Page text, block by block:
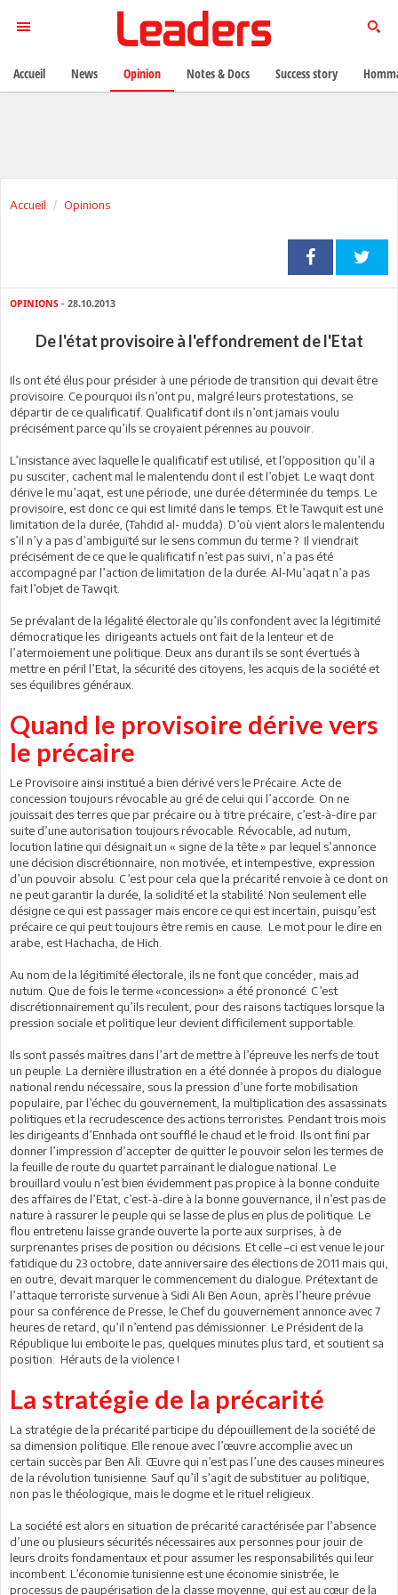
Accueil Opinions
OPINIONS - 28.10.2013
De l'état provisoire à l'effondrement de l'Etat
Ils ont été élus pour présider à une période de transition qui devait être
provisoire. Ce pourquoi ils n’ont pu, malgré leurs protestations, se
départir de ce qualificatif. Qualificatif dont ils n’ont jamais voulu
précisément parce qu’ils se croyaient pérennes au pouvoir.
L’insistance avec laquelle le qualificatif est utilisé, et l’opposition qu’il a
pu susciter, cachent mal le malentendu dont il est l’objet. Le waqt dont
dérive le mu’aqat, est une période, une durée déterminée du temps. Le
provisoire, est donc ce qui est limité dans le temps. Et le Tawquit est une
limitation de la durée, (Tahdid al- mudda). D’où vient alors le malentendu
s’il n’y a pas d’ambiguïté sur le sens commun du terme ? Il viendrait
précisément de ce que le qualificatif n’est pas suivi, n’a pas été
accompagné par l’action de limitation de la durée. Al-Mu’aqat n’a pas
fait l’objet de Tawqit.
Se prévalant de la légalité électorale qu’ils confondent avec la légitimité
démocratique les dirigeants actuels ont fait de la lenteur et de
l’atermoiement une politique. Deux ans durant ils se sont évertués à
mettre en péril l’Etat, la sécurité des citoyens, les acquis de la société et
ses équilibres généraux.
Quand le provisoire dérive vers
le précaire
Le Provisoire ainsi institué a bien dérivé vers le Précaire. Acte de
concession toujours révocable au gré de celui qui l’accorde. On ne
jouissait des terres que par précaire ou à titre précaire, c’est-à-dire par
suite d’une autorisation toujours révocable. Révocable, ad nutum,
locution latine qui désignait un « signe de la tête » par lequel s’annonce
une décision discrétionnaire, non motivée, et intempestive, expression
d’un pouvoir absolu. C’est pour cela que la précarité renvoie à ce dont on
ne peut garantir la durée, la solidité et la stabilité. Non seulement elle
désigne ce qui est passager mais encore ce qui est incertain, puisqu’est
précaire ce qui peut toujours être remis en cause. Le mot pour le dire en
arabe, est Hachacha, de Hich.
Au nom de la légitimité électorale, ils ne font que concéder, mais ad
nutum. Que de fois le terme «concession» a été prononcé. C’est
discrétionnairement qu’ils reculent, pour des raisons tactiques lorsque la
pression sociale et politique leur devient difficilement supportable.
Ils sont passés maîtres dans l’art de mettre à l’épreuve les nerfs de tout
un peuple. La dernière illustration en a été donnée à propos du dialogue
national rendu nécessaire, sous la pression d’une forte mobilisation
populaire, par l’échec du gouvernement, la multiplication des assassinats
politiques et la recrudescence des actions terroristes. Pendant trois mois
les dirigeants d’Ennhada ont soufflé le chaud et le froid. Ils ont fini par
donner l’impression d’accepter de quitter le pouvoir selon les termes de
la feuille de route du quartet parrainant le dialogue national. Le
brouillard voulu n’est bien évidemment pas propice à la bonne conduite
des affaires de l’Etat, c’est-à-dire à la bonne gouvernance, il n’est pas de
nature à rassurer le peuple qui se lasse de plus en plus de politique. Le
flou entretenu laisse grande ouverte la porte aux surprises, à de
surprenantes prises de position ou décisions. Et celle –ci est venue le jour
fatidique du 23 octobre, date anniversaire des élections de 2011 mais qui,
en outre, devait marquer le commencement du dialogue. Prétextant de
l’attaque terroriste survenue à Sidi Ali Ben Aoun, après l’heure prévue
pour sa conférence de Presse, le Chef du gouvernement annonce avec 7
heures de retard, qu’il n’entend pas démissionner. Le Président de la
République lui emboite le pas, quelques minutes plus tard, et soutient sa
position. Hérauts de la violence !
La stratégie de la précarité
La stratégie de la précarité participe du dépouillement de la société de
sa dimension politique. Elle renoue avec l’œuvre accomplie avec un
certain succès par Ben Ali. Œuvre qui n’est pas l’une des causes mineures
de la révolution tunisienne. Sauf qu’il s’agit de substituer au politique,
non pas le théologique, mais le dogme et le rituel religieux.
La société est alors en situation de précarité caractérisée par l’absence
d’une ou plusieurs sécurités nécessaires aux personnes pour jouir de
leurs droits fondamentaux et pour assumer les responsabilités qui leur
incombent. L’économie tunisienne est une économie sinistrée, le
processus de paupérisation de la classe moyenne, qui est au cœur de la
Accueil News Opinion Notes & Docs Success story